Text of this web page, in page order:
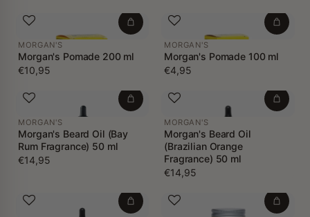
MORGAN'S
Morgan's Pomade 200 ml
€10,95
MORGAN'S
Morgan's Pomade 100 ml
€4,95
MORGAN'S
Morgan's Beard Oil (Bay
Rum Fragrance) 50 ml
€14,95
MORGAN'S
Morgan's Beard Oil
(Brazilian Orange
Fragrance) 50 ml
€14,95